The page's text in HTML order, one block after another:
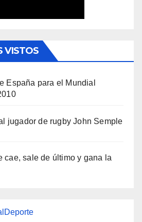
VISTOS
España para el Mundial
jugador de rugby John Semple
cae, sale de último y gana la